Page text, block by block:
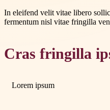
In eleifend velit vitae libero
fermentum nisl vitae fringilla
Cras fringilla
Lorem ipsum